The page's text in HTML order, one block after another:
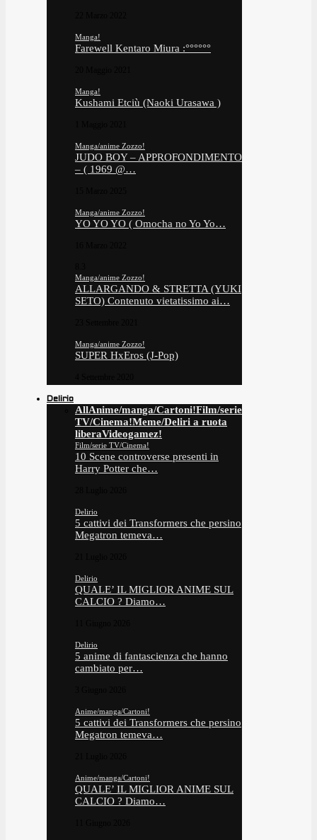
Manga!
Farewell Kentaro Miura :°°°°°°
Manga!
Kushami Etciù (Naoki Urasawa )
Manga/anime Zozzo!
JUDO BOY – APPROFONDIMENTO
– ( 1969 @…
Manga/anime Zozzo!
YO YO YO ( Omocha no Yo Yo…
Manga/anime Zozzo!
ALLARGANDO & STRETTA (YUKI
SETO) Contenuto vietatissimo ai…
Manga/anime Zozzo!
SUPER HxEros (J-Pop)
Delirio
AllAnime/manga/Cartoni!Film/serie
TV/Cinema!Meme/Deliri a ruota
liberaVideogamez!
Film/serie TV/Cinema!
10 Scene controverse presenti in
Harry Potter che…
Delirio
5 cattivi dei Transformers che persino
Megatron temeva…
Delirio
QUALE’ IL MIGLIOR ANIME SUL
CALCIO ? Diamo…
Delirio
5 anime di fantascienza che hanno
cambiato per…
Anime/manga/Cartoni!
5 cattivi dei Transformers che persino
Megatron temeva…
Anime/manga/Cartoni!
QUALE’ IL MIGLIOR ANIME SUL
CALCIO ? Diamo…